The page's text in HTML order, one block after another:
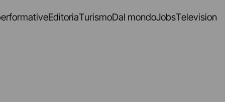
EditoriaTurismoDal mondoJobsTelevision